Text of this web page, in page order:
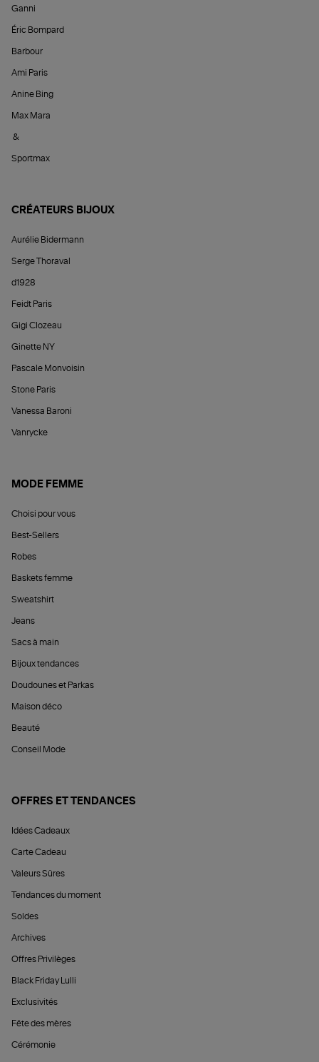
Ganni
Éric Bompard
Barbour
Ami Paris
Anine Bing
Max Mara
&
Sportmax
CRÉATEURS BIJOUX
Aurélie Bidermann
Serge Thoraval
d1928
Feidt Paris
Gigi Clozeau
Ginette NY
Pascale Monvoisin
Stone Paris
Vanessa Baroni
Vanrycke
MODE FEMME
Choisi pour vous
Best-Sellers
Robes
Baskets femme
Sweatshirt
Jeans
Sacs à main
Bijoux tendances
Doudounes et Parkas
Maison déco
Beauté
Conseil Mode
OFFRES ET TENDANCES
Idées Cadeaux
Carte Cadeau
Valeurs Sûres
Tendances du moment
Soldes
Archives
Offres Privilèges
Black Friday Lulli
Exclusivités
Fête des mères
Cérémonie